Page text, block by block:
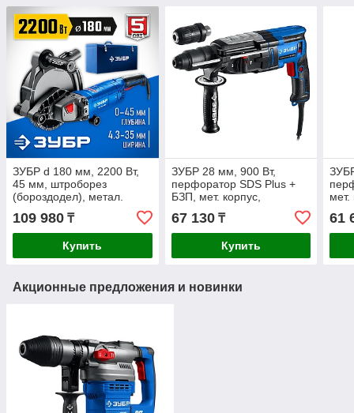
ЗУБР d 180 мм, 2200 Вт,
45 мм, штроборез
(бороздодел), метал.
ящик, Профессионал
(ЗШ-П45-2200 ПТК)
109 980 ₸
Купить
ЗУБР 28 мм, 900 Вт,
перфоратор SDS Plus +
БЗП, мет. корпус,
Профессионал (ЗП-2890
МС)
67 130₸
Купить
мет.
М)
61
Акционные предложения и новинки